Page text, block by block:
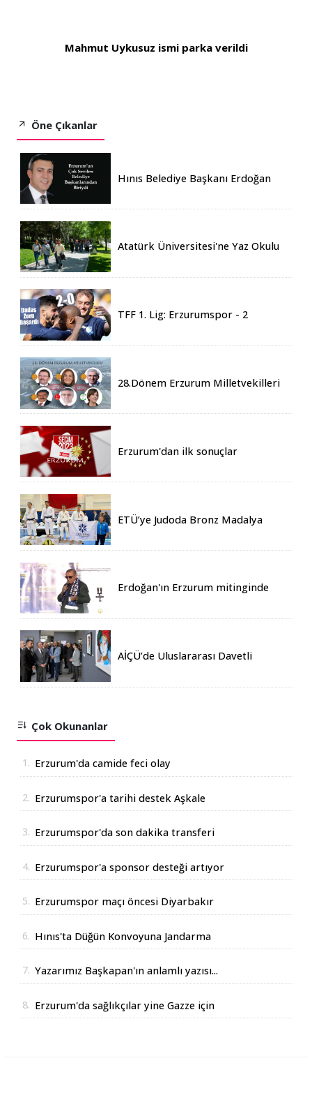
Mahmut Uykusuz ismi parka verildi
Öne Çıkanlar
Hınıs Belediye Başkanı Erdoğan
Atatürk Üniversitesi'ne Yaz Okulu
TFF 1. Lig: Erzurumspor - 2
28.Dönem Erzurum Milletvekilleri
Erzurum'dan ilk sonuçlar
ETÜ’ye Judoda Bronz Madalya
Erdoğan'ın Erzurum mitinginde
AİÇÜ’de Uluslararası Davetli
Çok Okunanlar
1. Erzurum'da camide feci olay
2. Erzurumspor'a tarihi destek Aşkale
3. Erzurumspor'da son dakika transferi
4. Erzurumspor'a sponsor desteği artıyor
5. Erzurumspor maçı öncesi Diyarbakır
6. Hınıs'ta Düğün Konvoyuna Jandarma
7. Yazarımız Başkapan'ın anlamlı yazısı...
8. Erzurum'da sağlıkçılar yine Gazze için